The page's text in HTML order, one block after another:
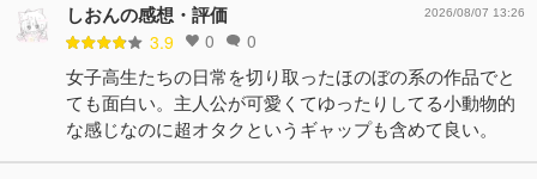
しおんの感想・評価
3.9 0 0
2026/08/07 13:26
女子高生たちの日常を切り取ったほのぼの系の作品でと
ても面白い。主人公が可愛くてゆったりしてる小動物的
な感じなのに超オタクというギャップも含めて良い。